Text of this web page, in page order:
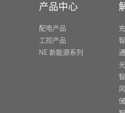
产品中心
配电产品
工控产品
NE 新能源系列